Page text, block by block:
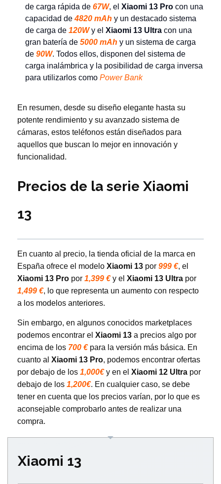
de carga rápida de 67W, el Xiaomi 13 Pro con una
capacidad de4820 mAh y un destacado sistema
de carga de 120Wy el Xiaomi 13 Ultra con una
gran batería de 5000 mAh y un sistema de carga
de 90W. Todos ellos, disponen del sistema de
carga inalámbrica y la posibilidad de carga inversa
para utilizarlos como Power Bank
En resumen, desde su diseño elegante hasta su
potente rendimiento y su avanzado sistema de
cámaras, estos teléfonos están diseñados para
aquellos que buscan lo mejor en innovación y
funcionalidad.
Precios de la serie Xiaomi
13
En cuanto al precio, la tienda oficial de la marca en
España ofrece el modelo Xiaomi 13 por 999 €, el
Xiaomi 13 Pro por 1,399 €y el Xiaomi 13 Ultra por
1,499 €, lo que representa un aumento con respecto
a los modelos anteriores.
Sin embargo, en algunos conocidos marketplaces
podemos encontrar el Xiaomi 13 a precios algo por
encima de los 700 €para la versión más básica. En
cuanto al Xiaomi 13 Pro, podemos encontrar ofertas
por debajo de los 1,000€y en el Xiaomi 12 Ultra por
debajo de los 1,200€. En cualquier caso, se debe
tener en cuenta que los precios varían, por lo que es
aconsejable comprobarlo antes de realizar una
compra.
Xiaomi 13